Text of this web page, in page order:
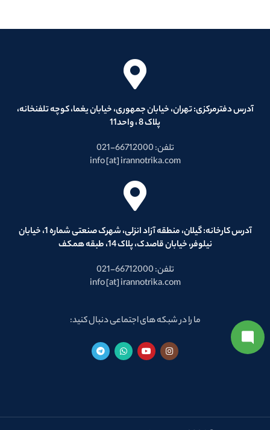
آدرس دفترمرکزی: تهران، خیابان جمهوری، خیابان یغما، کوچه تلفنخانه،
پلاک 8 ، واحد11
تلفن: 66712000-021
info [at] irannotrika.com
آدرس کارخانه: گیلان، منطقه آزاد انزلی، شهرک صنعتی شماره 1، خیابان
نیلوفر، خیابان قاصدک، پلاک 14، طبقه همکف
تلفن: 66712000-021
info [at] irannotrika.com
ما را در شبکه های اجتماعی دنبال کنید: